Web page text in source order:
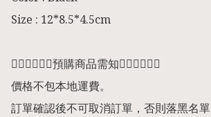
Size : 12*8.5*4.5cm
👇🏻👇🏻👇🏻預購商品需知👇🏻👇🏻👇🏻
價格不包本地運費。
訂單確認後不可取消訂單，否則落黑名單